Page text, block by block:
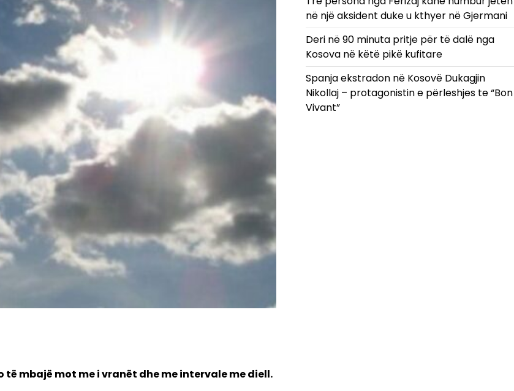
mbajë mot me i vranët dhe me intervale me diell.
në një aksident duke u kthyer në Gjermani
Deri në 90 minuta pritje për të dalë nga
Kosova në këtë pikë kufitare
Spanja ekstradon në Kosovë Dukagjin
Nikollaj – protagonistin e përleshjes te “Bon
Vivant”